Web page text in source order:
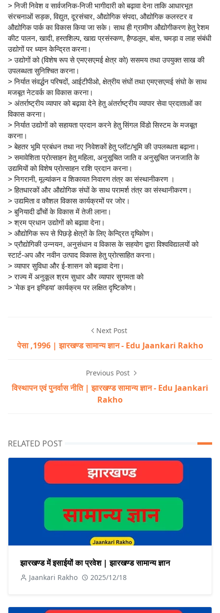
> निजी निवेश व सार्वजनिक-निजी भागीदारी को बढ़ावा देना ताकि आधारभूत
संरचनाओं सड़क, विद्युत, दूरसंचार, औद्योगिक संपदा, औद्योगिक कलस्टर व
औद्योगिक पार्क का विकास किया जा सके। साथ ही ग्रामीण औद्योगीकरण हेतु रेशम
कीट पालन, खादी, हस्तशिल्प, खाद्य प्रसंस्कण, हैण्डलूम, बांस, चमड़ा व लाह संबंधी
उद्योगों पर ध्यान केन्द्रित करना।
> उद्योगों को (विशेष रूप से एमएसएमई क्षेत्र को) ससमय तथा उपयुक्त साख की
उपलब्धता सुनिश्चित करना।
> निर्यात संवर्द्धन परिषदों, आईटीपीओ, क्षेत्रीय संघों तथा एमएसएमई संघो के साथ
मजबूत नेटवर्क का विकास करना।
> अंतर्राष्ट्रीय व्यापार को बढ़ावा देने हेतु अंतर्राष्ट्रीय व्यापार सेवा प्रदाताओं का
विकास करना।
> निर्यात उद्योगों को सहायता प्रदान करने हेतु सिंगल विंडो सिस्टम के मजबूत
करना।
> बेहतर भूमि प्रबंधन तथा नए निवेशकों हेतु प्लॉट/भूमि की उपलब्धता बढ़ाना।
> समावेशिता प्रोत्साहन हेतु महिला, अनुसूचित जाति व अनुसूचित जनजाति के
उद्यमियों को विशेष प्रोत्साहन राशि प्रदान करना।
> निगरानी, मूल्यांकन व शिकायत निवारण तंत्र का संस्थानीकरण ।
> हितधारकों और औद्योगिक संघों के साथ परामर्श तंत्र का संस्थानीकरण।
> उद्यमिता व कौशल विकास कार्यक्रमों पर जोर।
> बुनियादी ढाँचों के विकास में तेजी लाना।
> श्रम प्रधान उद्योगों को बढ़ावा देना।
> औद्योगिक रूप से पिछड़े क्षेत्रों के लिए केन्द्रित दृष्किोण।
> प्रौद्योगिकी उन्नयन, अनुसंधान व विकास के सहयोग द्वारा विश्वविद्यालयों को
स्टार्ट-अप और नवीन उत्पाद विकास हेतु प्रोत्साहित करना।
> व्यापार सुविधा और ई-शासन को बढ़ावा देना।
> राज्य में अनुकूल श्रम सुधार और व्यापार सुगमता को
> 'मेक इन इण्डिया' कार्यक्रम पर लक्षित दृष्टिकोण।
Next Post
पेसा ,1996 | झारखण्ड सामान्य ज्ञान - Edu Jaankari Rakho
Previous Post
विस्थापन एवं पुनर्वास नीति | झारखण्ड सामान्य ज्ञान - Edu Jaankari
Rakho
RELATED POST
झारखण्ड में इसाईयों का प्रवेश | झारखण्ड सामान्य ज्ञान
Jaankari Rakho 2025/12/18